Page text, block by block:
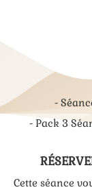
-
- Pack 3
Cette séance